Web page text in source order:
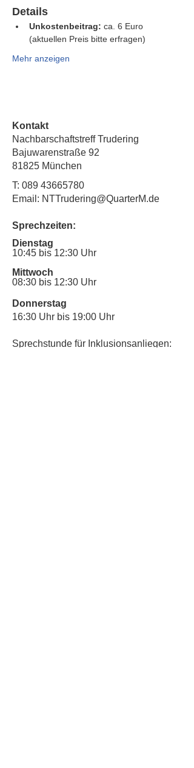
Details
Unkostenbeitrag: ca. 6 Euro
(aktuellen Preis bitte erfragen)
Mehr anzeigen
Kontakt
Nachbarschaftstreff Trudering
Bajuwarenstraße 92
81825 München
T: 089 43665780
Email: NTTrudering@QuarterM.de
Sprechzeiten:
Dienstag
10:45 bis 12:30 Uhr
Mittwoch
08:30 bis 12:30 Uhr
Donnerstag
16:30 Uhr bis 19:00 Uhr
Sprechstunde für Inklusionsanliegen: